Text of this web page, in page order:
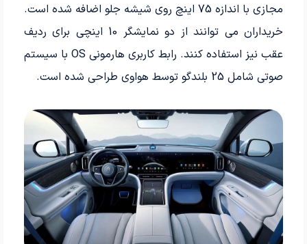
مجازی با اندازه 75 اینچ روی شیشه جلو اضافه شده است.
خریداران می توانند از دو نمایشگر 10 اینچی برای ردیف
عقب نیز استفاده کنند. رابط کاربری هارمونی OS با سیستم
صوتی شامل 25 بلندگو توسط هواوی طراحی شده است.